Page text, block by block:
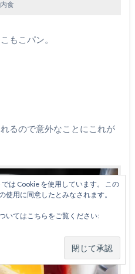
食
もこパン。
るので意外なことにこれが
は Cookie を使用しています。 この
使用に同意したとみなされます。
いてはこちらをご覧ください: